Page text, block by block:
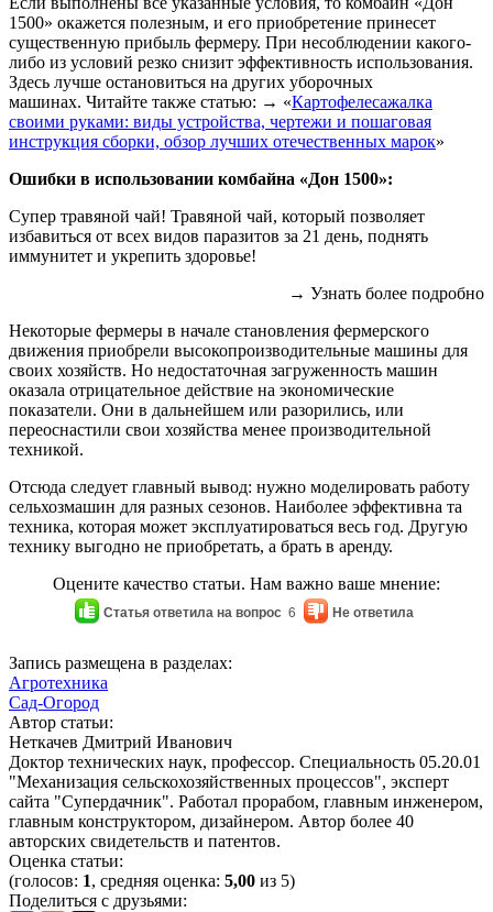
1500» окажется полезным, и его приобретение принесет
существенную прибыль фермеру. При несоблюдении какого-
либо из условий резко снизит эффективность использования.
Здесь лучше остановиться на других уборочных
машинах. Читайте также статью: → «Картофелесажалка
своими руками: виды устройства, чертежи и пошаговая
инструкция сборки, обзор лучших отечественных марок»
Ошибки в использовании комбайна «Дон 1500»:
Супер травяной чай! Травяной чай, который позволяет
избавиться от всех видов паразитов за 21 день, поднять
иммунитет и укрепить здоровье!
→ Узнать более подробно
Некоторые фермеры в начале становления фермерского
движения приобрели высокопроизводительные машины для
своих хозяйств. Но недостаточная загруженность машин
оказала отрицательное действие на экономические
показатели. Они в дальнейшем или разорились, или
переоснастили свои хозяйства менее производительной
техникой.
Отсюда следует главный вывод: нужно моделировать работу
сельхозмашин для разных сезонов. Наиболее эффективна та
техника, которая может эксплуатироваться весь год. Другую
технику выгодно не приобретать, а брать в аренду.
Оцените качество статьи. Нам важно ваше мнение:
Статья ответила на вопрос 6 Не ответила
Запись размещена в разделах:
Агротехника
Сад-Огород
Автор статьи:
Неткачев Дмитрий Иванович
Доктор технических наук, профессор. Специальность 05.20.01
"Механизация сельскохозяйственных процессов", эксперт
сайта "Супердачник". Работал прорабом, главным инженером,
главным конструктором, дизайнером. Автор более 40
авторских свидетельств и патентов.
Оценка статьи:
(голосов: 1, средняя оценка: 5,00 из 5)
Поделиться с друзьями: